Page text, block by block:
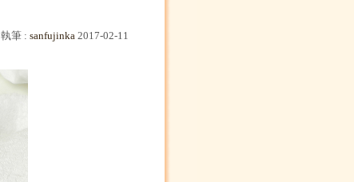
執筆 : sanfujinka 2017-02-11